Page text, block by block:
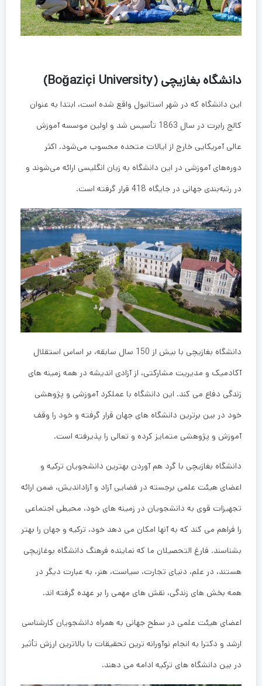
دانشگاه بغازیچی (Boğaziçi University)
این دانشگاه که در شهر استانبول واقع شده است، ابتدا به عنوان
کالج رابرت در سال 1863 تأسیس شد و اولین موسسه آموزش
عالی آمریکایی خارج از ایالات متحده محسوب می‌شود. اکثر
دوره‌های آموزشی در این دانشگاه به زبان انگلیسی ارائه می‌شوند و
در رتبه‌بندی جهانی در جایگاه 418 قرار گرفته است.
دانشگاه بغازیچی با بیش از 150 سال سابقه، بر اساس استقلال
آکادمیک و مدیریت مشارکتی، از آزادی اندیشه در همه زمینه های
زندگی دفاع می کند. این دانشگاه با عملکرد آموزشی و پژوهشی
خود در بین برترین دانشگاه های جهان قرار گرفته و خود را وقف
آموزش و پژوهشی متمایز کرده و تعالی را پذیرفته است.
دانشگاه بغازیچی با گرد هم آوردن بهترین دانشجویان ترکیه و
اعضای هیئت علمی برجسته در فضایی آزاد و آزاداندیش، ضمن ارائه
تجهیزات قوی به دانشجویان در زمینه های خود، محیطی اجتماعی
را فراهم می کند که به آنها امکان می دهد خود، ترکیه و جهان را بهتر
بشناسند. فارغ التحصیلان ما که نماینده فرهنگ دانشگاه بوغازیچی
هستند، در علم، دنیای تجارت، سیاست، هنر، به عبارت دیگر در
همه بخش های زندگی، نقش های مهمی را بر عهده گرفته اند.
اعضای هیئت علمی در سطح جهانی به همراه دانشجویان کارشناسی
ارشد و دکترا به انجام نوآورانه ترین تحقیقات با بالاترین ارزش تأثیر
در بین دانشگاه های ترکیه ادامه می دهند.